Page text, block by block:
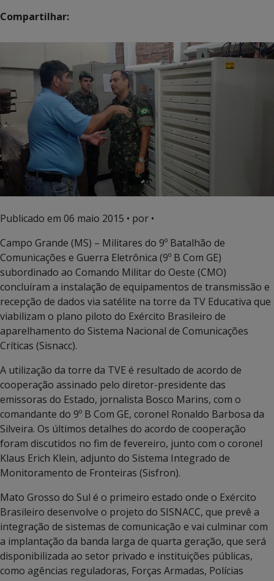
Compartilhar:
Publicado em 06 maio 2015 • por •
Campo Grande (MS) – Militares do 9º Batalhão de
Comunicações e Guerra Eletrônica (9º B Com GE)
subordinado ao Comando Militar do Oeste (CMO)
concluíram a instalação de equipamentos de transmissão e
recepção de dados via satélite na torre da TV Educativa que
viabilizam o plano piloto do Exército Brasileiro de
aparelhamento do Sistema Nacional de Comunicações
Críticas (Sisnacc).
A utilização da torre da TVE é resultado de acordo de
cooperação assinado pelo diretor-presidente das
emissoras do Estado, jornalista Bosco Marins, com o
comandante do 9º B Com GE, coronel Ronaldo Barbosa da
Silveira. Os últimos detalhes do acordo de cooperação
foram discutidos no fim de fevereiro, junto com o coronel
Klaus Erich Klein, adjunto do Sistema Integrado de
Monitoramento de Fronteiras (Sisfron).
Mato Grosso do Sul é o primeiro estado onde o Exército
Brasileiro desenvolve o projeto do SISNACC, que prevê a
integração de sistemas de comunicação e vai culminar com
a implantação da banda larga de quarta geração, que será
disponibilizada ao setor privado e instituições públicas,
como agências reguladoras, Forças Armadas, Polícias